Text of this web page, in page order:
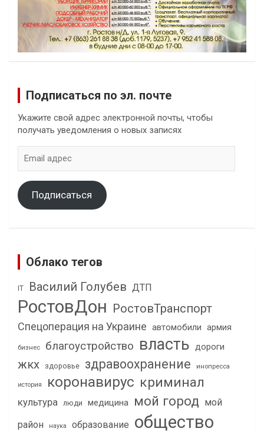
Подписаться по эл. почте
Укажите свой адрес электронной почты, чтобы
получать уведомления о новых записях
адрес
Подписаться
Облако тегов
IT Василий Голубев ДТП
РостовДон РостовТранспорт
Спецоперация на Украине автомобили армия
бизнес благоустройство власть дороги
жкх здоровье здравоохранение инопресса
история коронавирус криминал
культура люди медицина мой город мой
район
наука образование общество